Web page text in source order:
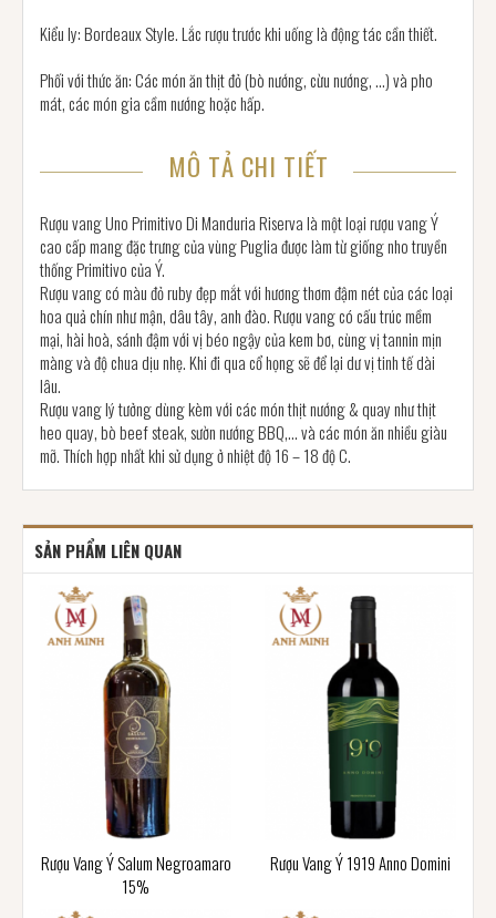
Kiểu ly: Bordeaux Style. Lắc rượu trước khi uống là động tác cần thiết.
Phối với thức ăn: Các món ăn thịt đỏ (bò nướng, cừu nướng, …) và pho
mát, các món gia cầm nướng hoặc hấp.
MÔ TẢ CHI TIẾT
Rượu vang Uno Primitivo Di Manduria Riserva là một loại rượu vang Ý
cao cấp mang đặc trưng của vùng Puglia được làm từ giống nho truyền
thống Primitivo của Ý.
Rượu vang có màu đỏ ruby đẹp mắt với hương thơm đậm nét của các loại
hoa quả chín như mận, dâu tây, anh đào. Rượu vang có cấu trúc mềm
mại, hài hoà, sánh đậm với vị béo ngậy của kem bơ, cùng vị tannin mịn
màng và độ chua dịu nhẹ. Khi đi qua cổ họng sẽ để lại dư vị tinh tế dài
lâu.
Rượu vang lý tưởng dùng kèm với các món thịt nướng & quay như thịt
heo quay, bò beef steak, sườn nướng BBQ,… và các món ăn nhiều giàu
mỡ. Thích hợp nhất khi sử dụng ở nhiệt độ 16 – 18 độ C.
SẢN PHẨM LIÊN QUAN
Rượu Vang Ý Salum Negroamaro
15%
Rượu Vang Ý 1919 Anno Domini